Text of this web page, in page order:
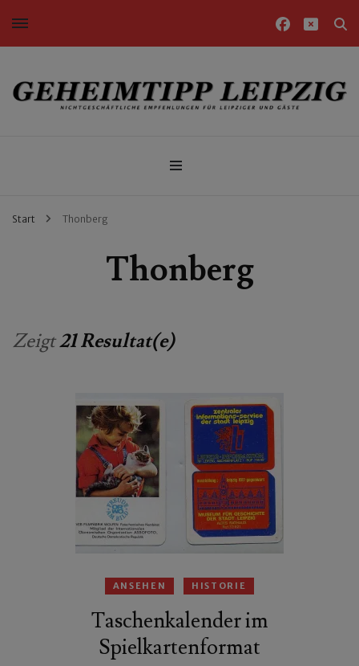
Nichtgeschäftliche Empfehlungen für Leipziger und Gäste
Start Thonberg
Thonberg
Zeigt21 Resultat(e)
ANSEHEN HISTORIE
Taschenkalender im
Spielkartenformat